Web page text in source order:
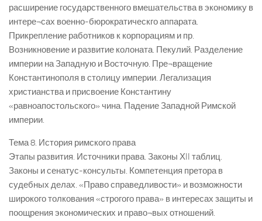
расширение государственного вмешательства в экономику в
интере¬сах военно-бюрократическго аппарата.
Прикрепление работников к корпорациям и пр.
Возникновение и развитие колоната. Пекулий. Разделение
империи на Западную и Восточную. Пре¬вращение
Константинополя в столицу империи. Легализация
христианства и присвоение Константину
«равноапостольского» чина. Падение Западной Римской
империи.
Тема 8. История римского права
Этапы развития. Источники права. Законы ХII таблиц.
Законы и сенатус-консульты. Компетенция претора в
судебных делах. «Право справедливости» и возможности
широкого толкования «строгого права» в интересах защиты и
поощрения экономических и право¬вых отношений.